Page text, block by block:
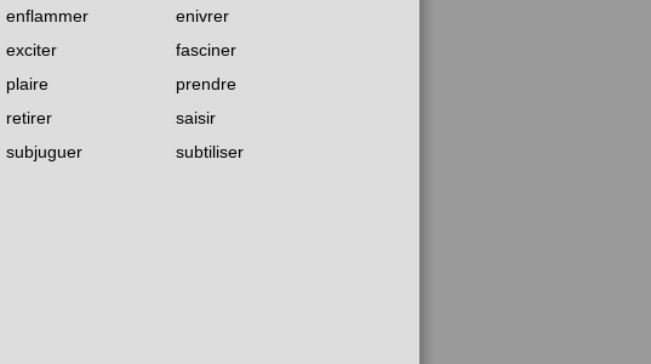
enflammer
enivrer
exciter
fasciner
plaire
prendre
retirer
saisir
subjuguer
subtiliser